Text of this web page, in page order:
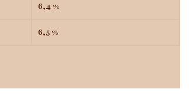
6,4 %
6,5 %